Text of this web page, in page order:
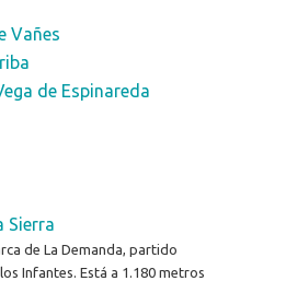
Vañes
de Espinareda
Sierra
de La Demanda, partido
Infantes. Está a 1.180 metros